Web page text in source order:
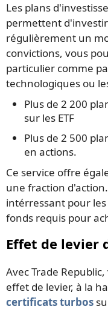
Les plans
permettent
régulièrement un
convictions, vous
particulier comme
technologiques ou
Plus de 2 200
sur les ETF
Plus de 2 500
en actions.
Ce service offre
une fraction
intérressant pour
fonds requis pour
Effet de levier
Avec Trade
effet de levier, à la
certificats turbos